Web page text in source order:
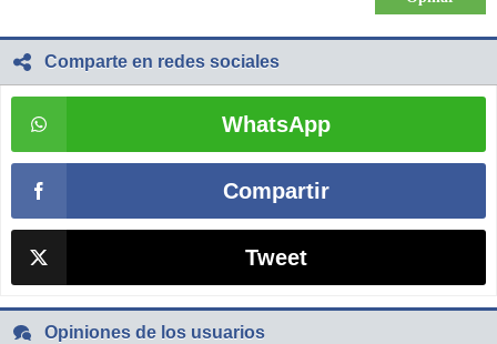
Comparte en redes sociales
WhatsApp
Compartir
Tweet
Opiniones de los usuarios